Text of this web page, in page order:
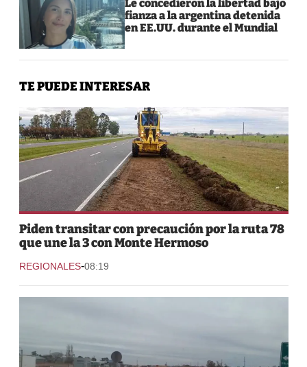
Le concedieron la libertad bajo
fianza a la argentina detenida
en EE.UU. durante el Mundial
TE PUEDE INTERESAR
Piden transitar con precaución por la ruta 78
que une la 3 con Monte Hermoso
REGIONALES-08:19